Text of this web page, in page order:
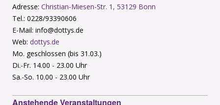
Adresse: Christian-Miesen-Str. 1, 53129 Bonn
Tel.: 0228/93390606
E-Mail: info@dottys.de
Web: dottys.de
Mo. geschlossen (bis 31.03.)
Di.-Fr. 14.00 - 23.00 Uhr
Sa.-So. 10.00 - 23.00 Uhr
Anstehende Veranstaltungen